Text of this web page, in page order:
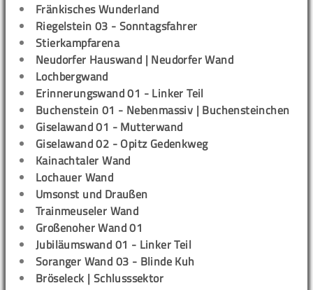
Fränkisches Wunderland
Riegelstein 03 - Sonntagsfahrer
Stierkampfarena
Neudorfer Hauswand | Neudorfer Wand
Lochbergwand
Erinnerungswand 01 - Linker Teil
Buchenstein 01 - Nebenmassiv | Buchensteinchen
Giselawand 01 - Mutterwand
Giselawand 02 - Opitz Gedenkweg
Kainachtaler Wand
Lochauer Wand
Umsonst und Draußen
Trainmeuseler Wand
Großenoher Wand 01
Jubiläumswand 01 - Linker Teil
Soranger Wand 03 - Blinde Kuh
Bröseleck | Schlusssektor